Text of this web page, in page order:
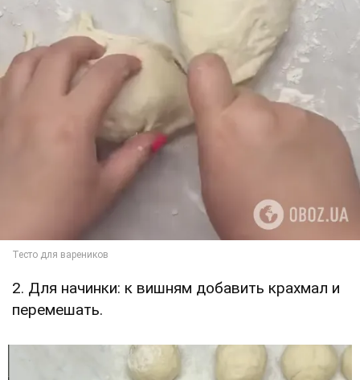
2. Для начинки: к вишням добавить крахмал и
перемешать.